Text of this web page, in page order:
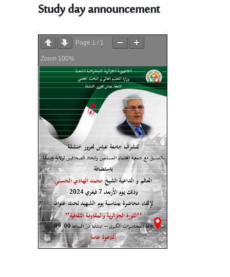
Study day announcement
Page 1 / 1
Zoom 100%